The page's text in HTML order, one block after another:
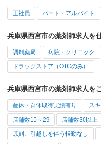
正社員 パート・アルバイト
兵庫県西宮市の薬剤師求人を
調剤薬局 病院・クリニック
ドラッグストア（OTCのみ）
兵庫県西宮市の薬剤師求人を
産休・育休取得実績有り ス
店舗数10～29 店舗数30以上
原則、引越しを伴う転勤なし